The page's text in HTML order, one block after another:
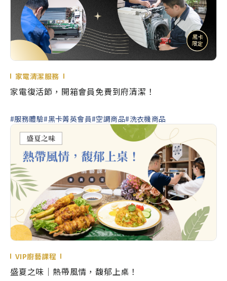
家電清潔服務
家電復活節，開箱會員免費到府清潔！
#服務體驗#黑卡菁英會員#空調商品#洗衣機商品
VIP廚藝課程
盛夏之味｜熱帶風情，馥郁上桌！